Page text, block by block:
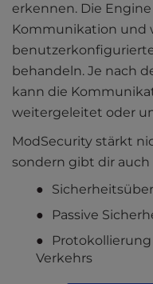
erkennen. Die
Kommunikation und
behandeln. Je nach
kann die
weitergeleitet oder
ModSecurity stärkt
sondern gibt dir
Passive
Verkehrs